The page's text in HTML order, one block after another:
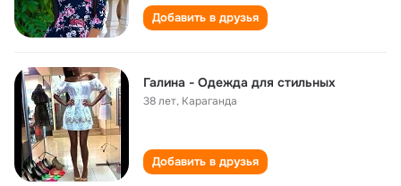
Добавить в друзья
Галина - Одежда для стильных
38 лет, Караганда
Добавить в друзья